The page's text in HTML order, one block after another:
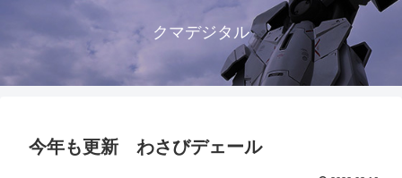
クマデジタル
今年も更新 わさびデェール